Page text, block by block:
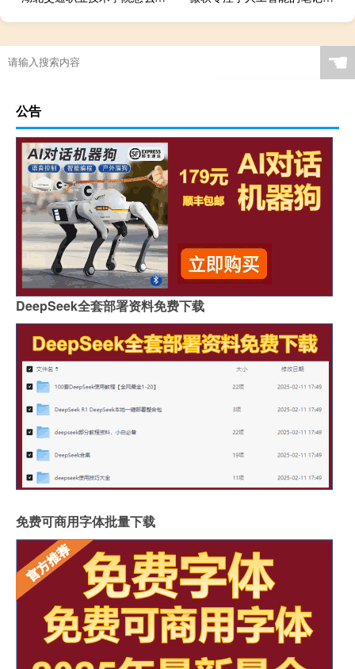
☚
公告
DeepSeek全套部署资料免费下载
免费可商用字体批量下载